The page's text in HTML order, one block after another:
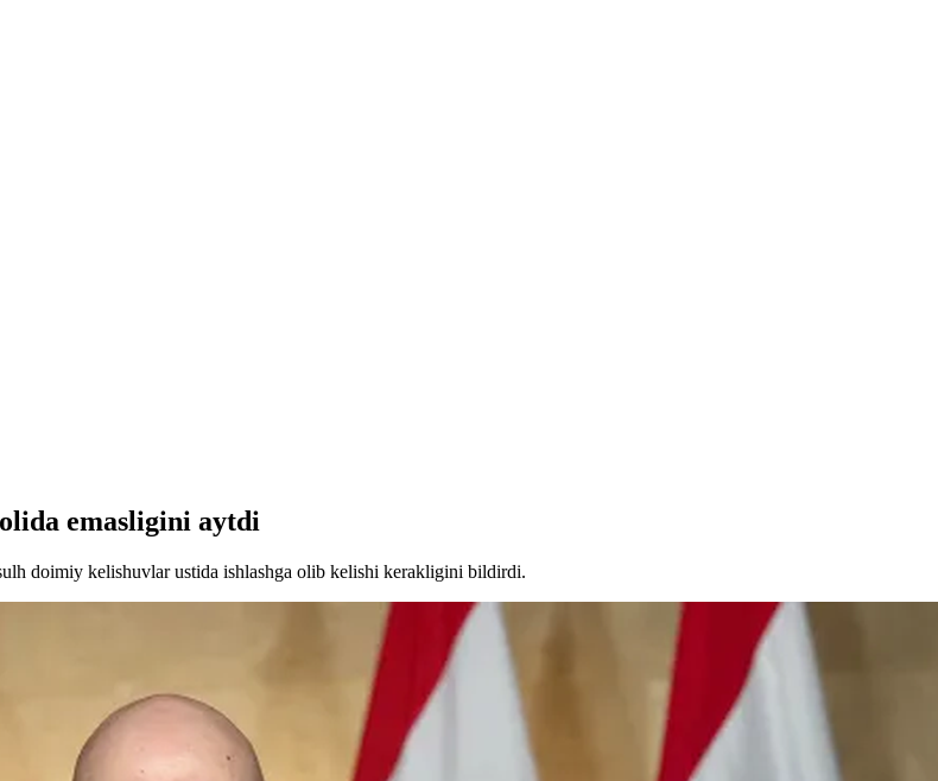
emasligini aytdi
doimiy kelishuvlar ustida ishlashga olib kelishi kerakligini bildirdi.